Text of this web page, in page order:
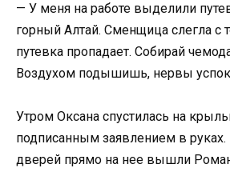
— У меня на работе выделили
горный Алтай. Сменщица слегла с
путевка пропадает. Собирай
Воздухом подышишь, нервы
Утром Оксана спустилась на
подписанным заявлением в
дверей прямо на нее вышли